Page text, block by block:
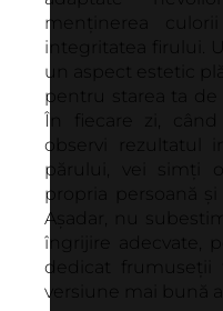
menținerea
integritatea firului.
un aspect estetic
pentru starea ta
În fiecare zi,
observi rezultatul
părului, vei simți
propria persoană
Așadar, nu
îngrijire adecvate,
dedicat
versiune mai bună a